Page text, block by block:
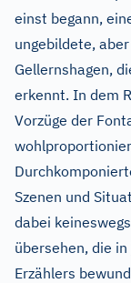
einst begann,
ungebildete,
Gellernshagen,
erkennt. In dem
Vorzüge der
Szenen und
dabei
übersehen, die
Erzählers